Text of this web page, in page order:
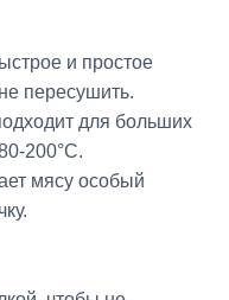
и простое
пересушить.
для больших
200°C.
мясу особый